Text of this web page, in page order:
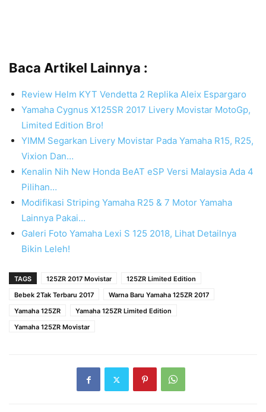
Baca Artikel Lainnya :
Review Helm KYT Vendetta 2 Replika Aleix Espargaro
Yamaha Cygnus X125SR 2017 Livery Movistar MotoGp,
Limited Edition Bro!
YIMM Segarkan Livery Movistar Pada Yamaha R15, R25,
Vixion Dan…
Kenalin Nih New Honda BeAT eSP Versi Malaysia Ada 4
Pilihan…
Modifikasi Striping Yamaha R25 & 7 Motor Yamaha
Lainnya Pakai…
Galeri Foto Yamaha Lexi S 125 2018, Lihat Detailnya
Bikin Leleh!
TAGS 125ZR 2017 Movistar
125ZR Limited Edition
Bebek 2Tak Terbaru 2017
Warna Baru Yamaha 125ZR 2017
Yamaha 125ZR
Yamaha 125ZR Limited Edition
Yamaha 125ZR Movistar